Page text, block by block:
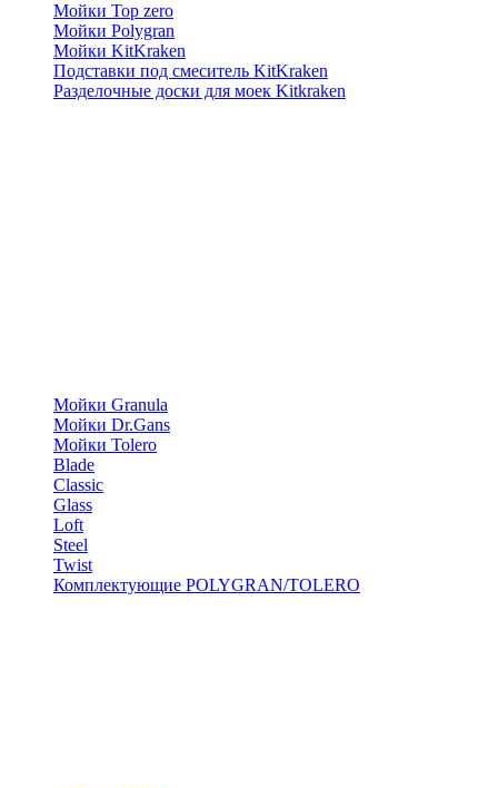
Мойки Top zero
Мойки Polygran
Мойки KitKraken
Подставки под смеситель KitKraken
Разделочные доски для моек Kitkraken
Мойки Granula
Мойки Dr.Gans
Мойки Tolero
Blade
Classic
Glass
Loft
Steel
Twist
Комплектующие POLYGRAN/TOLERO